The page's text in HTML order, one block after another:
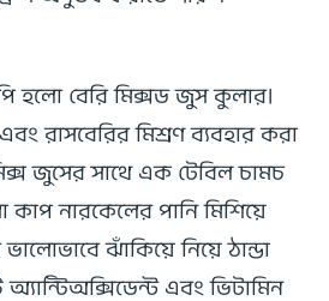
হলো বেরি মিক্সড জুস কুলার।
এবং রাসবেরির মিশ্রণ ব্যবহার করা
জুসের সাথে এক টেবিল চামচ
নারকেলের পানি মিশিয়ে
ঝাঁকিয়ে নিয়ে ঠান্ডা
এবং ভিটামিন